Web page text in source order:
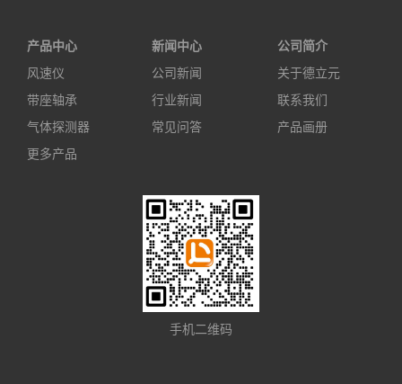
产品中心
风速仪
带座轴承
气体探测器
更多产品
新闻中心
公司新闻
行业新闻
常见问答
公司简介
关于德立元
联系我们
产品画册
手机二维码